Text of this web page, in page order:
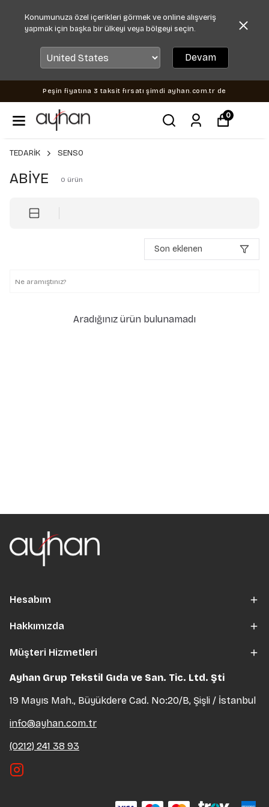
Konumunuza özel içerikleri görmek ve online alışveriş
yapmak için başka bir ülkeyi veya bölgeyi seçin.
Devam
Peşin fiyatına 3 taksit fırsatı şimdi ayhan.com.tr de
0
TEDARİK SENSO
ABİYE 0 ürün
Son eklenen
Aradığınız ürün bulunamadı
Hesabım
Hakkımızda
Müşteri Hizmetleri
Ayhan Grup Tekstil Gıda ve San. Tic. Ltd. Şti
19 Mayıs Mah., Büyükdere Cad. No:20/B, Şişli / İstanbul
info@ayhan.com.tr
(0212) 241 38 93